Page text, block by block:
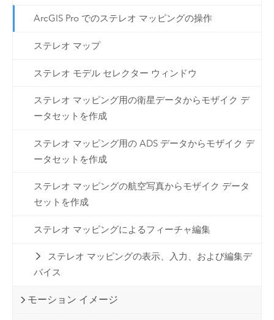
ArcGIS Pro でのステレオ マッピングの操作
ステレオ マップ
ステレオ モデル セレクター ウィンドウ
ステレオ マッピング用の衛星データからモザイク デ
ータセットを作成
ステレオ マッピング用の ADS データからモザイク デ
ータセットを作成
ステレオ マッピングの航空写真からモザイク データ
セットを作成
ステレオ マッピングによるフィーチャ編集
ステレオ マッピングの表示、入力、および編集デ
バイス
モーション イメージ